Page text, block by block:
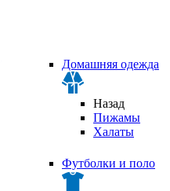
Домашняя одежда
Назад
Пижамы
Халаты
Футболки и поло